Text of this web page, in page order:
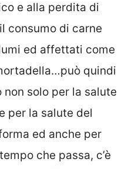
e alla perdita di
consumo di carne
ed affettati come
quindi
solo per la salute
per la salute del
ed anche per
che passa, c’è